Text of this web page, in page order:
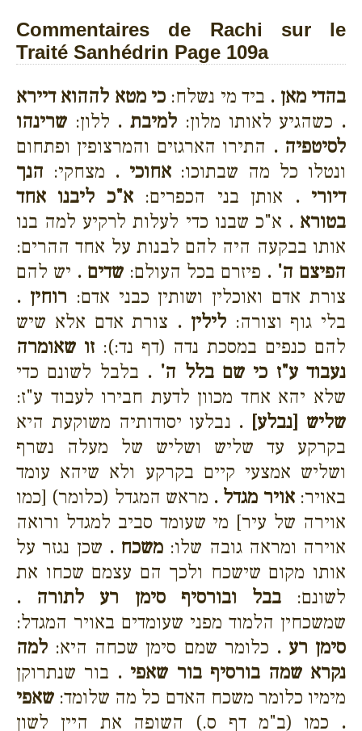
Commentaires de Rachi sur le
Traité Sanhédrin Page 109a
בהדי מאן . ביד מי נשלח: כי מטא לההוא דיירא
. כשהגיע לאותו מלון: למיבת . ללון: שרינהו
לסיטפיה . התירו הארגזים והמרצופין ופתחום
ונטלו כל מה שבתוכו:אחוכי . מצחקי: הנך
דיורי . אותן בני הכפרים:א"כ ליבנו אחד
בטורא . א"כ שבנו כדי לעלות לרקיע למה בנו
אותו בבקעה היה להם לבנות על אחד ההרים:
הפיצם ה' . פיזרם בכל העולם: שדים . יש להם
צורת אדם ואוכלין ושותין כבני אדם: רוחין .
בלי גוף וצורה:לילין . צורת אדם אלא שיש
להם כנפים במסכת נדה (דף נד:):זו שאומרה
נעבוד ע"ז כי שם בלל ה' . בלבל לשונם כדי
שלא יהא אחד מכוון לדעת חבירו לעבוד ע"ז:
שליש [נבלע] . נבלעו יסודותיה משוקעת היא
בקרקע עד שליש ושליש של מעלה נשרף
ושליש אמצעי קיים בקרקע ולא שיהא עומד
באויר:אויר מגדל . מראש המגדל (כלומר) [כמו
אוירה של עיר] מי שעומד סביב למגדל ורואה
אוירה ומראה גובה שלו: משכח . שכן נגזר על
אותו מקום שישכח ולכך הם עצמם שכחו את
לשונם:בבל ובורסיף סימן רע לתורה .
שמשכחין הלמוד מפני שעומדים באויר המגדל:
סימן רע . כלומר שמם סימן שכחה היא: למה
נקרא שמה בורסיף בור שאפי . בור שנתרוקן
מימיו כלומר משכח האדם כל מה שלומד: שאפי
. כמו (ב"מ דף ס.) השופה את היין לשון